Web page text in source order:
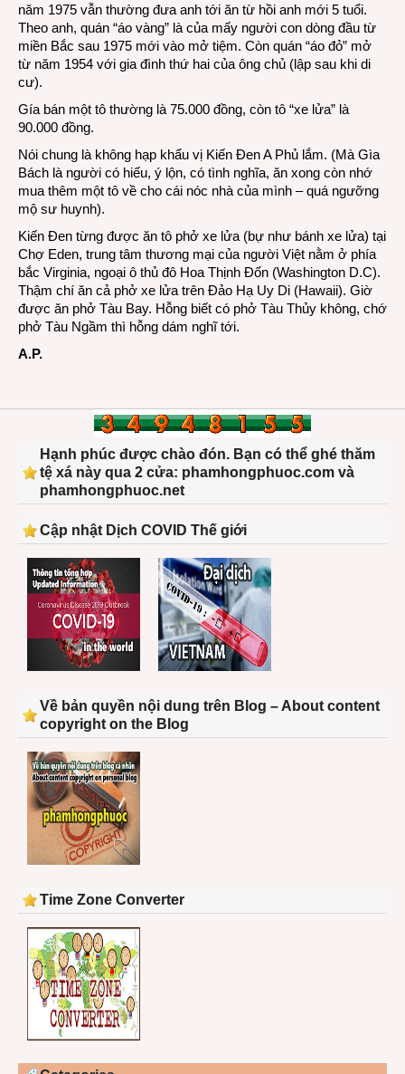
năm 1975 vẫn thường đưa anh tới ăn từ hồi anh mới 5 tuổi.
Theo anh, quán “áo vàng” là của mấy người con dòng đầu từ
miền Bắc sau 1975 mới vào mở tiệm. Còn quán “áo đỏ” mở
từ năm 1954 với gia đình thứ hai của ông chủ (lập sau khi di
cư).
Gía bán một tô thường là 75.000 đồng, còn tô “xe lửa” là
90.000 đồng.
Nói chung là không hạp khẩu vị Kiến Đen A Phủ lắm. (Mà Gìa
Bách là người có hiếu, ý lộn, có tình nghĩa, ăn xong còn nhớ
mua thêm một tô về cho cái nóc nhà của mình – quá ngưỡng
mộ sư huynh).
Kiến Đen từng được ăn tô phở xe lửa (bự như bánh xe lửa) tại
Chợ Eden, trung tâm thương mại của người Việt nằm ở phía
bắc Virginia, ngoại ô thủ đô Hoa Thịnh Đốn (Washington D.C).
Thậm chí ăn cả phở xe lửa trên Đảo Hạ Uy Di (Hawaii). Giờ
được ăn phở Tàu Bay. Hỗng biết có phở Tàu Thủy không, chớ
phở Tàu Ngầm thì hỗng dám nghĩ tới.
A.P.
Hạnh phúc được chào đón. Bạn có thể ghé thăm
tệ xá này qua 2 cửa: phamhongphuoc.com và
phamhongphuoc.net
Cập nhật Dịch COVID Thế giới
Về bản quyền nội dung trên Blog – About content
copyright on the Blog
Time Zone Converter